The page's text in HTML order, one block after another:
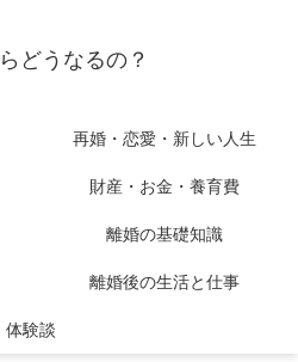
どうなるの？
再婚・恋愛・新しい人生
財産・お金・養育費
離婚の基礎知識
離婚後の生活と仕事
体験談